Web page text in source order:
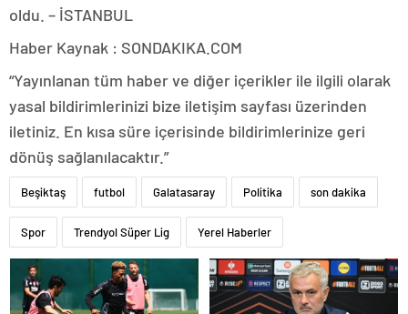
oldu. – İSTANBUL
Haber Kaynak : SONDAKIKA.COM
“Yayınlanan tüm haber ve diğer içerikler ile ilgili olarak
yasal bildirimlerinizi bize iletişim sayfası üzerinden
iletiniz. En kısa süre içerisinde bildirimlerinize geri
dönüş sağlanılacaktır.”
Beşiktaş futbol Galatasaray Politika son dakika
Spor Trendyol Süper Lig Yerel Haberler